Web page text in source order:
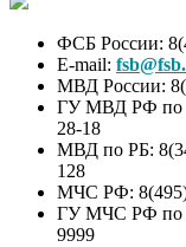
ФСБ России:
E-mail:
МВД России:
ГУ МВД РФ по
28-18
МВД по РБ:
128
МЧС РФ: 8(495)
ГУ МЧС РФ по
9999